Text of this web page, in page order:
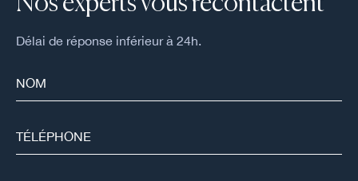
Délai de réponse inférieur à 24h.